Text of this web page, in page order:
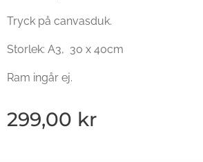
Tryck på canvasduk.
Storlek: A3, 30 x 40cm
Ram ingår ej.
299,00 kr